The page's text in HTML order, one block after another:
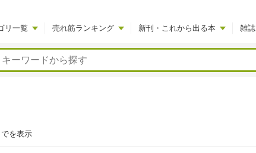
リ一覧 売れ筋ランキング 新刊・これから出る本 雑誌
を表示